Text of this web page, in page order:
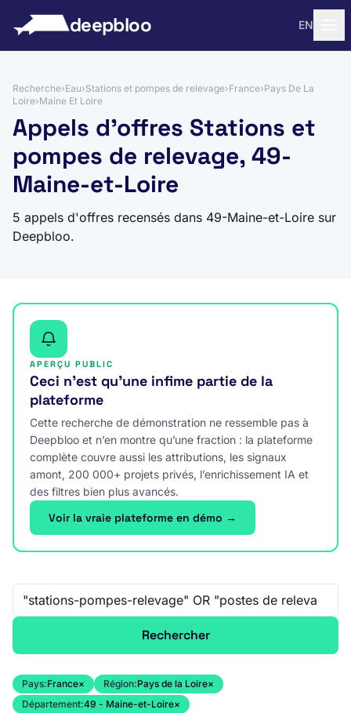
deepbloo EN
Recherche›Eau›Stations et pompes de relevage›France›Pays De La
Loire›Maine Et Loire
Appels d'offres Stations et
pompes de relevage, 49-
Maine-et-Loire
5 appels d'offres recensés dans 49-Maine-et-Loire sur
Deepbloo.
APERÇU PUBLIC
Ceci n’est qu’une infime partie de la
plateforme
Cette recherche de démonstration ne ressemble pas à
Deepbloo et n’en montre qu’une fraction : la plateforme
complète couvre aussi les attributions, les signaux
amont, 200 000+ projets privés, l’enrichissement IA et
des filtres bien plus avancés.
Voir la vraie plateforme en démo →
Recherche libre
Rechercher
Pays:France× Région:Pays de la Loire×
Département:49 - Maine-et-Loire×